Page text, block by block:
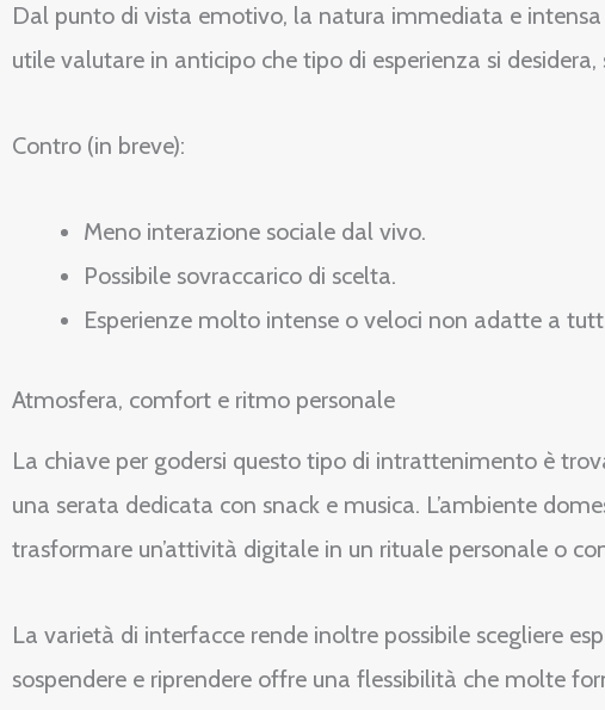
Dal punto di vista emotivo, la natura immediata e intensa
utile valutare in anticipo che tipo di esperienza si
Contro (in breve):
Meno interazione sociale dal vivo.
Possibile sovraccarico di scelta.
Esperienze molto intense o veloci non adatte a
Atmosfera, comfort e ritmo personale
La chiave per godersi questo tipo di intrattenimento è
una serata dedicata con snack e musica. L’ambiente
trasformare un’attività digitale in un rituale personale o
La varietà di interfacce rende inoltre possibile scegliere
sospendere e riprendere offre una flessibilità che molte